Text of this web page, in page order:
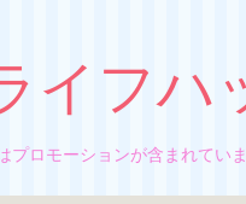
イフハ
プロモーションが含まれてい